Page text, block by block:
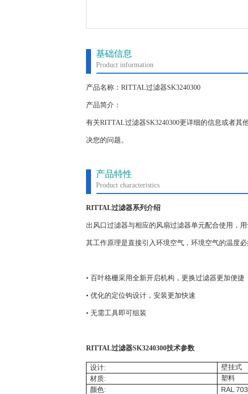
基础信息
Product information
产品名称：RITTAL过滤器SK3240300
产品简介：
有关RITTAL过滤器SK3240300更详细的信息或者
决您的问题。
产品特性
Product characteristics
RITTAL过滤器系列介绍
出风口过滤器与相应的风扇过滤器单元配合使用，
其工作原理是直接引入环境空气，环境空气的温度必
• 百叶格栅采用全新开启机构，更换过滤器更加便捷
• 优化的定位钩设计，安装更加快速
• 无需工具即可组装
RITTAL过滤器SK3240300技术参数
设计:
壁挂式
材质:
塑料
颜色: RAL